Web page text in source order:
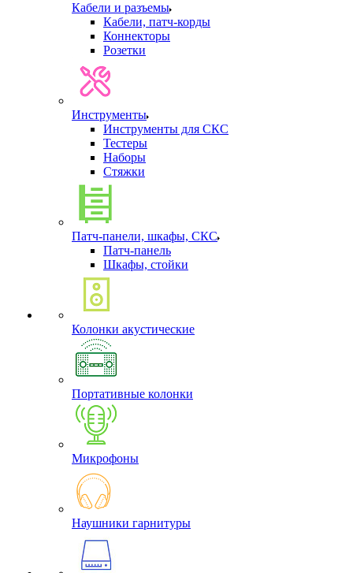
Кабели и разъемы
Кабели, патч-корды
Коннекторы
Розетки
Инструменты
Инструменты для СКС
Тестеры
Наборы
Стяжки
Патч-панели, шкафы, СКС
Патч-панель
Шкафы, стойки
Колонки акустические
Портативные колонки
Микрофоны
Наушники гарнитуры